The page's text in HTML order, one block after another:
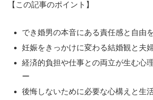
【この記事のポイント】
でき婚男の本音にある責任感と自由
妊娠をきっかけに変わる結婚観と夫
経済的負担や仕事との両立が生む心
ー
後悔しないために必要な心構えと生